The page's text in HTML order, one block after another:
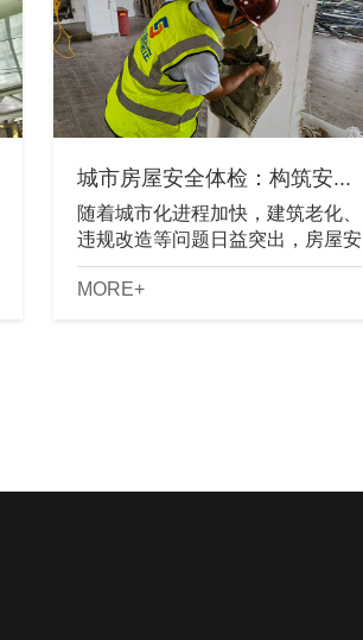
城市房屋安全体检：构筑安...
随着城市化进程加快，建筑老化、
违规改造等问题日益突出，房屋安
全已成为城市治理的重点。开展系
统性房屋安全体检，是预防安全事
MORE+